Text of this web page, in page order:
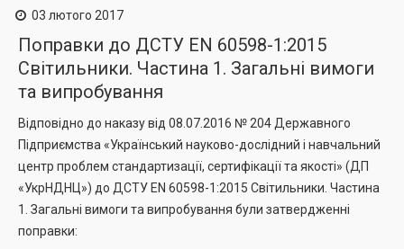
03 лютого 2017
Поправки до ДСТУ EN 60598-1:2015
Світильники. Частина 1. Загальні вимоги
та випробування
Відповідно до наказу від 08.07.2016 № 204 Державного
Підприємства «Український науково-дослідний і навчальний
центр проблем стандартизації, сертифікації та якості» (ДП
«УкрНДНЦ») до ДСТУ EN 60598-1:2015 Світильники. Частина
1. Загальні вимоги та випробування були затвердженні
поправки: